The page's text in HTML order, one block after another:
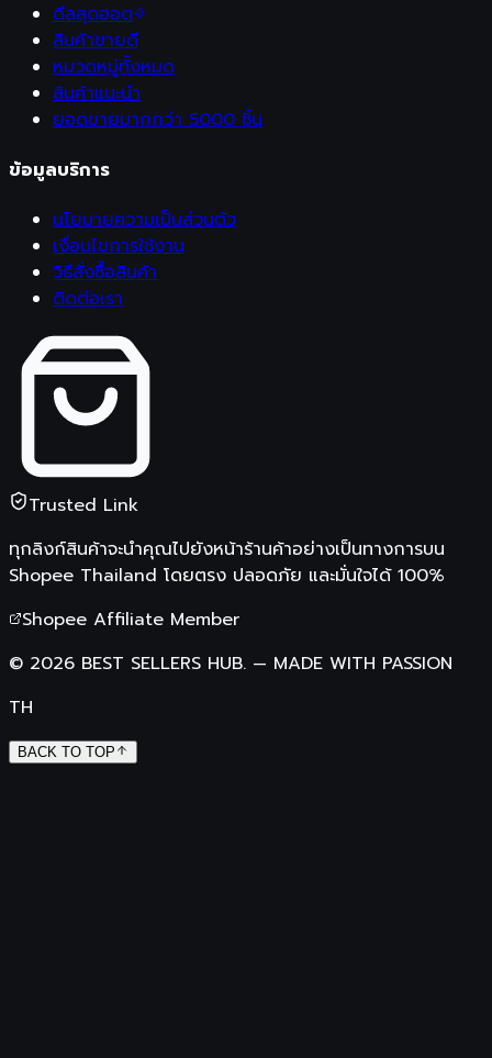
ดีลสุดฮอต
สินค้าขายดี
หมวดหมู่ทั้งหมด
สินค้าแนะนำ
ยอดขายมากกว่า 5000 ชิ้น
ข้อมูลบริการ
นโยบายความเป็นส่วนตัว
เงื่อนไขการใช้งาน
วิธีสั่งซื้อสินค้า
ติดต่อเรา
Trusted Link
ทุกลิงก์สินค้าจะนำคุณไปยังหน้าร้านค้าอย่างเป็นทางการบน
Shopee Thailand โดยตรง ปลอดภัย และมั่นใจได้ 100%
Shopee Affiliate Member
© 2026 BEST SELLERS HUB. — MADE WITH PASSION
TH
BACK TO TOP